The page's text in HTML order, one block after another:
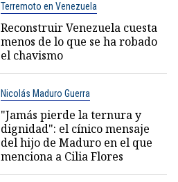
Terremoto en Venezuela
Reconstruir Venezuela cuesta
menos de lo que se ha robado
el chavismo
Nicolás Maduro Guerra
"Jamás pierde la ternura y
dignidad": el cínico mensaje
del hijo de Maduro en el que
menciona a Cilia Flores